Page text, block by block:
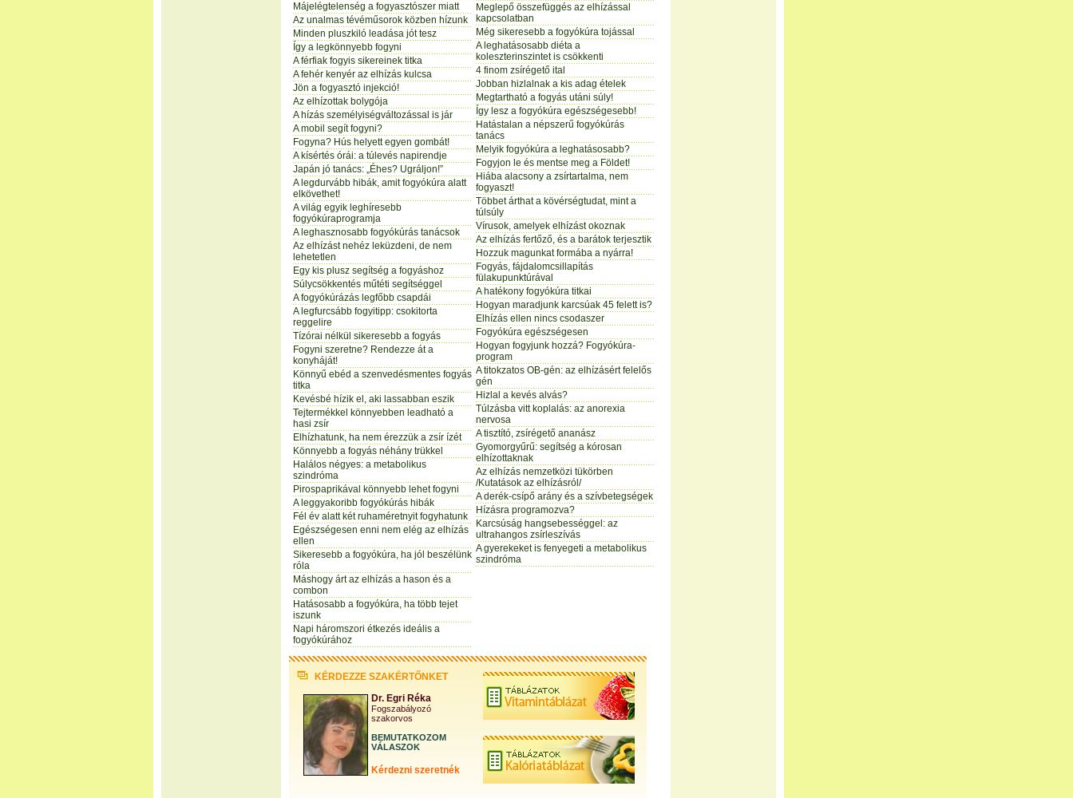
Májelégtelenség a fogyasztószer miatt
Az unalmas tévéműsorok közben hízunk
Minden pluszkiló leadása jót tesz
Így a legkönnyebb fogyni
A férfiak fogyis sikereinek titka
A fehér kenyér az elhízás kulcsa
Jön a fogyasztó injekció!
Az elhízottak bolygója
A hízás személyiségváltozással is jár
A mobil segít fogyni?
Fogyna? Hús helyett egyen gombát!
A kísértés órái: a túlevés napirendje
Japán jó tanács: „Éhes? Ugráljon!”
A legdurvább hibák, amit fogyókúra alatt
elkövethet!
A világ egyik leghíresebb
fogyókúraprogramja
A leghasznosabb fogyókúrás tanácsok
Az elhízást nehéz leküzdeni, de nem
lehetetlen
Egy kis plusz segítség a fogyáshoz
Súlycsökkentés műtéti segítséggel
A fogyókúrázás legfőbb csapdái
A legfurcsább fogyitipp: csokitorta
reggelire
Tízórai nélkül sikeresebb a fogyás
Fogyni szeretne? Rendezze át a
konyháját!
Könnyű ebéd a szenvedésmentes fogyás
titka
Kevésbé hízik el, aki lassabban eszik
Tejtermékkel könnyebben leadható a
hasi zsír
Elhízhatunk, ha nem érezzük a zsír ízét
Könnyebb a fogyás néhány trükkel
Halálos négyes: a metabolikus
szindróma
Pirospaprikával könnyebb lehet fogyni
A leggyakoribb fogyókúrás hibák
Fél év alatt két ruhaméretnyit fogyhatunk
Egészségesen enni nem elég az elhízás
ellen
Sikeresebb a fogyókúra, ha jól beszélünk
róla
Máshogy árt az elhízás a hason és a
combon
Hatásosabb a fogyókúra, ha több tejet
iszunk
Napi háromszori étkezés ideális a
fogyókúrához
Meglepő összefüggés az elhízással
kapcsolatban
Még sikeresebb a fogyókúra tojással
A leghatásosabb diéta a
koleszterinszintet is csökkenti
4 finom zsírégető ital
Jobban hizlalnak a kis adag ételek
Megtartható a fogyás utáni súly!
Így lesz a fogyókúra egészségesebb!
Hatástalan a népszerű fogyókúrás
tanács
Melyik fogyókúra a leghatásosabb?
Fogyjon le és mentse meg a Földet!
Hiába alacsony a zsírtartalma, nem
fogyaszt!
Többet árthat a kövérségtudat, mint a
túlsúly
Vírusok, amelyek elhízást okoznak
Az elhízás fertőző, és a barátok terjesztik
Hozzuk magunkat formába a nyárra!
Fogyás, fájdalomcsillapítás
fülakupunktúrával
A hatékony fogyókúra titkai
Hogyan maradjunk karcsúak 45 felett is?
Elhízás ellen nincs csodaszer
Fogyókúra egészségesen
Hogyan fogyjunk hozzá? Fogyókúra-
program
A titokzatos OB-gén: az elhízásért felelős
gén
Hizlal a kevés alvás?
Túlzásba vitt koplalás: az anorexia
nervosa
A tisztító, zsírégető ananász
Gyomorgyűrű: segítség a kórosan
elhízottaknak
Az elhízás nemzetközi tükörben
/Kutatások az elhízásról/
A derék-csípő arány és a szívbetegségek
Hízásra programozva?
Karcsúság hangsebességgel: az
ultrahangos zsírleszívás
A gyerekeket is fenyegeti a metabolikus
szindróma
KÉRDEZZE SZAKÉRTŐNKET
Dr. Egri Réka
Fogszabályozó
szakorvos
BEMUTATKOZOM
VÁLASZOK
Kérdezni szeretnék